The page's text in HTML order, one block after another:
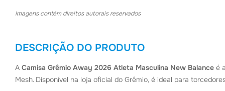
Imagens contém direitos autorais reservados
DESCRIÇÃO DO PRODUTO
A Camisa Grêmio Away 2026 Atleta Masculina New Balance é
Mesh. Disponível na loja oficial do Grêmio, é ideal para